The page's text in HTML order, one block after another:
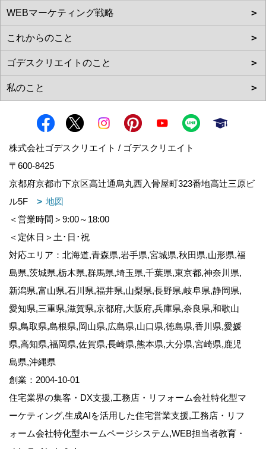
株式会社ゴデスクリエイト / ゴデスクリエイト
〒600-8425
京都府京都市下京区高辻通烏丸西入骨屋町323番地高辻三原ビ
ル5F
地図
＜営業時間＞9:00～18:00
＜定休日＞土･日･祝
対応エリア：北海道,青森県,岩手県,宮城県,秋田県,山形県,福
島県,茨城県,栃木県,群馬県,埼玉県,千葉県,東京都,神奈川県,
新潟県,富山県,石川県,福井県,山梨県,長野県,岐阜県,静岡県,
愛知県,三重県,滋賀県,京都府,大阪府,兵庫県,奈良県,和歌山
県,鳥取県,島根県,岡山県,広島県,山口県,徳島県,香川県,愛媛
県,高知県,福岡県,佐賀県,長崎県,熊本県,大分県,宮崎県,鹿児
島県,沖縄県
創業：2004-10-01
住宅業界の集客・DX支援,工務店・リフォーム会社特化型マ
ーケティング,生成AIを活用した住宅営業支援,工務店・リフ
ォーム会社特化型ホームページシステム,WEB担当者教育・